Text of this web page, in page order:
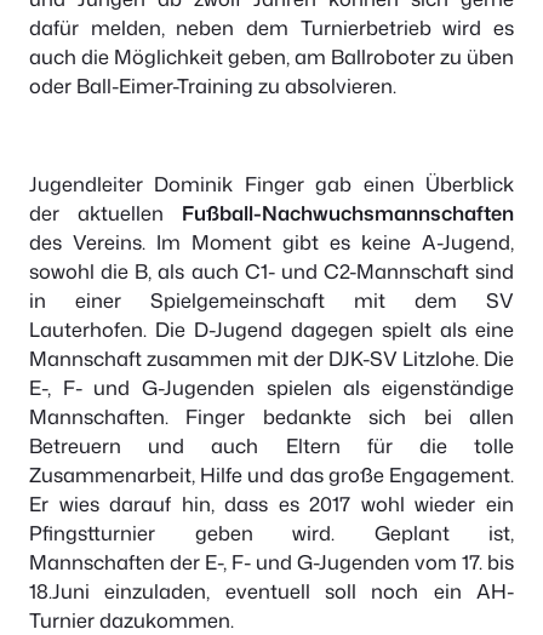
dafür melden, neben dem Turnierbetrieb wird es
auch die Möglichkeit geben, am Ballroboter zu üben
oder Ball-Eimer-Training zu absolvieren.
Jugendleiter Dominik Finger gab einen Überblick
der aktuellen Fußball-Nachwuchsmannschaften
des Vereins. Im Moment gibt es keine A-Jugend,
sowohl die B, als auch C1- und C2-Mannschaft sind
in einer Spielgemeinschaft mit dem SV
Lauterhofen. Die D-Jugend dagegen spielt als eine
Mannschaft zusammen mit der DJK-SV Litzlohe. Die
E-, F- und G-Jugenden spielen als eigenständige
Mannschaften. Finger bedankte sich bei allen
Betreuern und auch Eltern für die tolle
Zusammenarbeit, Hilfe und das große Engagement.
Er wies darauf hin, dass es 2017 wohl wieder ein
Pfingstturnier geben wird. Geplant ist,
Mannschaften der E-, F- und G-Jugenden vom 17. bis
18.Juni einzuladen, eventuell soll noch ein AH-
Turnier dazukommen.